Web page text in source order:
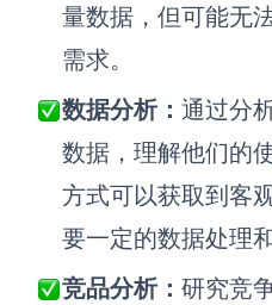
量数据，但可能无
需求。
数据分析： 通过分
数据，理解他们的
方式可以获取到客
要一定的数据处理
竞品分析： 研究竞